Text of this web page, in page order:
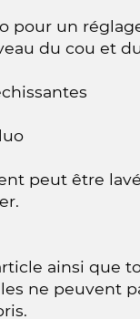
pour un
du cou et
peut être lavé
ainsi que
ne peuvent